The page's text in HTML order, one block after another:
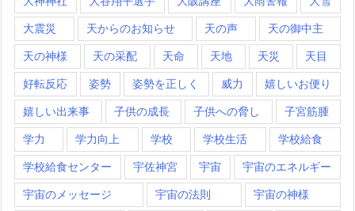
大震災 天からのお知らせ 天の声 天の御中主
天の神様 天の采配 天命 天地 天災 天目
好転反応 姿勢 姿勢を正しく 威力 嬉しいお便り
嬉しい出来事 子供の成長 子供への脅し 子宮筋腫
学力 学力向上 学校 学校生活 学校給食
学校給食センター 宇佐神宮 宇宙 宇宙のエネルギー
宇宙のメッセージ 宇宙の法則 宇宙の神様